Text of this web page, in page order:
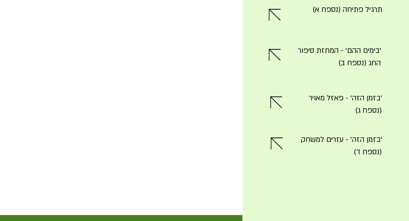
תרגיל פתיחה (נספח א)
'בימים ההם' - המחזת סיפור
החג (נספח ב)
'בזמן הזה' - פאזל מאויר
(נספח ג)
'בזמן הזה' - עזרים למשחק
(נספח ד)